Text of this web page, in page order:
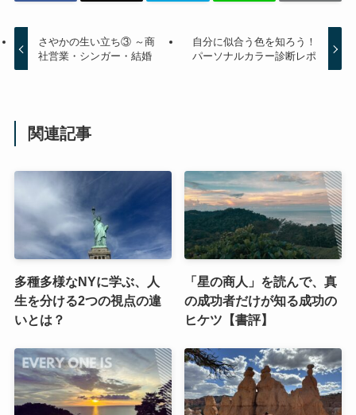
さやかの生い立ち③ ～商
社営業・シンガー・結婚
自分に似合う色を知ろう！
パーソナルカラー診断レポ
関連記事
多種多様なNYに学ぶ、人
生を分ける2つの視点の違
いとは？
「星の商人」を読んで、真
の成功者だけが知る成功の
ヒケツ【書評】